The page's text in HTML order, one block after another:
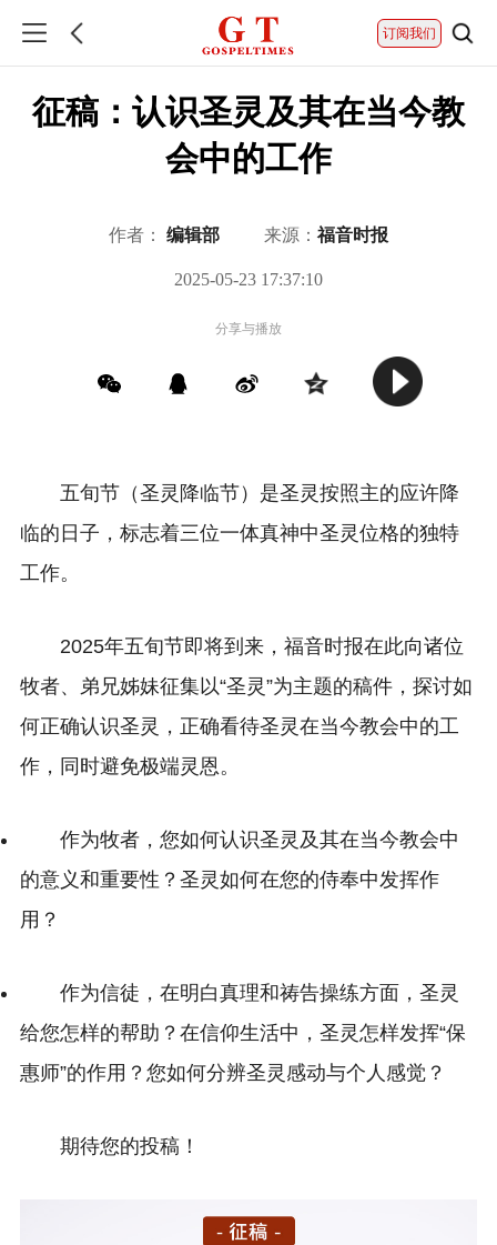
订阅我们
征稿：认识圣灵及其在当今教
会中的工作
作者： 编辑部 来源： 福音时报
2025-05-23 17:37:10
分享与播放
五旬节（圣灵降临节）是圣灵按照主的应许降
临的日子，标志着三位一体真神中圣灵位格的独特
工作。
2025年五旬节即将到来，福音时报在此向诸位
牧者、弟兄姊妹征集以“圣灵”为主题的稿件，探讨如
何正确认识圣灵，正确看待圣灵在当今教会中的工
作，同时避免极端灵恩。
作为牧者，您如何认识圣灵及其在当今教会中
的意义和重要性？圣灵如何在您的侍奉中发挥作
用？
作为信徒，在明白真理和祷告操练方面，圣灵
给您怎样的帮助？在信仰生活中，圣灵怎样发挥“保
惠师”的作用？您如何分辨圣灵感动与个人感觉？
期待您的投稿！